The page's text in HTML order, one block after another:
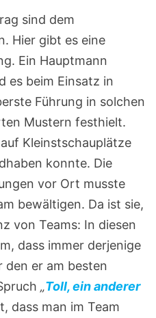
sind dem
Hier gibt es eine
Ein Hauptmann
es beim Einsatz in
Führung in solchen
Mustern festhielt.
Kleinstschauplätze
konnte. Die
vor Ort musste
bewältigen. Da ist sie,
von Teams: In diesen
dass immer derjenige
den er am besten
„Toll, ein anderer
dass man im Team